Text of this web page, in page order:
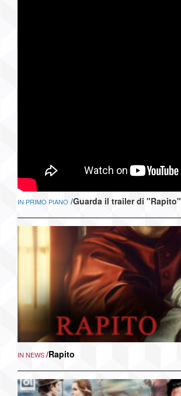
IN PRIMO PIANO /Guarda il trailer di "Rapito"
IN NEWS/Rapito